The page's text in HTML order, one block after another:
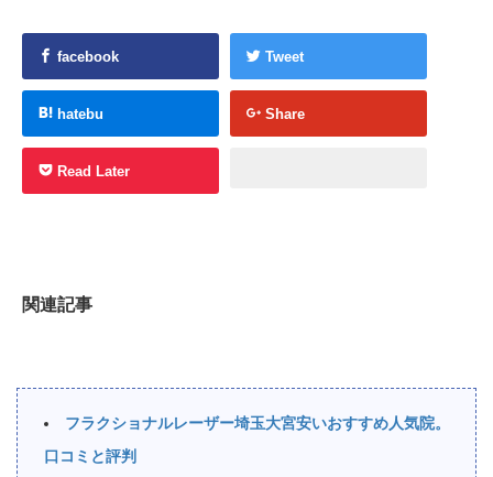
facebook Tweet
hatebu Share
Read Later
関連記事
フラクショナルレーザー埼玉大宮安いおすすめ人気院。
口コミと評判